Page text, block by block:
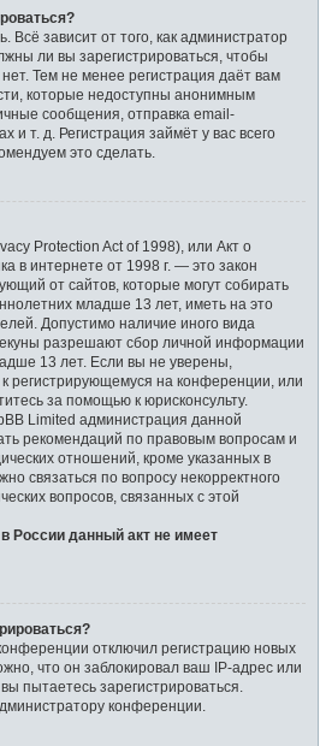
Всё зависит от того, как администратор
ли вы зарегистрироваться, чтобы
Тем не менее регистрация даёт вам
которые недоступны анонимным
сообщения, отправка email-
и т. д. Регистрация займёт у вас всего
это сделать.
Protection Act of 1998), или Акт о
в интернете от 1998 г. — это закон
от сайтов, которые могут собирать
младше 13 лет, иметь на это
Допустимо наличие иного вида
разрешают сбор личной информации
13 лет. Если вы не уверены,
регистрирующемуся на конференции, или
за помощью к юрисконсульту.
Limited администрация данной
рекомендаций по правовым вопросам и
отношений, кроме указанных в
связаться по вопросу некорректного
вопросов, связанных с этой
России данный акт не имеет
отключил регистрацию новых
что он заблокировал ваш IP-адрес или
пытаетесь зарегистрироваться.
конференции.